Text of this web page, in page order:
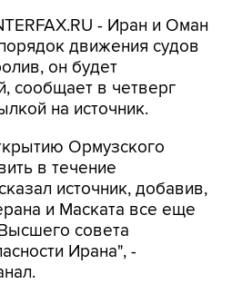
- Иран и Оман
движения судов
он будет
сообщает в четверг
на источник.
Ормузского
в течение
источник, добавив,
и Маската все еще
совета
Ирана", -